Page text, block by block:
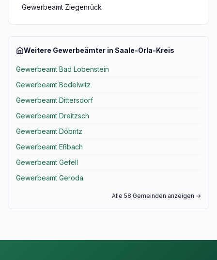
Gewerbeamt Ziegenrück
Weitere Gewerbeämter in Saale-Orla-Kreis
Gewerbeamt Bad Lobenstein
Gewerbeamt Bodelwitz
Gewerbeamt Dittersdorf
Gewerbeamt Dreitzsch
Gewerbeamt Döbritz
Gewerbeamt Eßbach
Gewerbeamt Gefell
Gewerbeamt Geroda
Alle 58 Gemeinden anzeigen →